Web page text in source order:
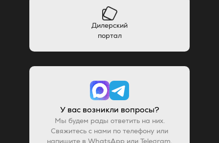
Дилерский
портал
У вас возникли вопросы?
Мы будем рады ответить на них.
Свяжитесь с нами по телефону или
напишите в WhatsApp или Telegram.